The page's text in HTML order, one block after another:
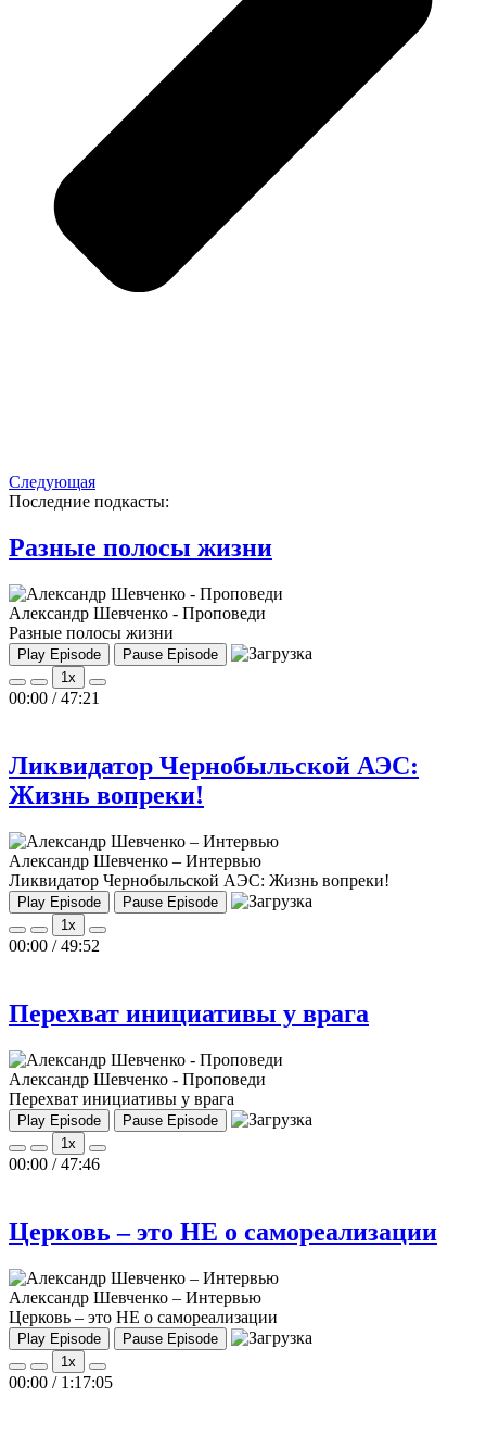
Следующая
Последние подкасты:
Разные полосы жизни
Александр Шевченко - Проповеди
Разные полосы жизни
Play Episode
Pause Episode
1x
00:00 / 47:21
Ликвидатор Чернобыльской АЭС:
Жизнь вопреки!
Александр Шевченко – Интервью
Ликвидатор Чернобыльской АЭС: Жизнь вопреки!
Play Episode
Pause Episode
1x
00:00 / 49:52
Перехват инициативы у врага
Александр Шевченко - Проповеди
Перехват инициативы у врага
Play Episode
Pause Episode
1x
00:00 / 47:46
Церковь – это НЕ о самореализации
Александр Шевченко – Интервью
Церковь – это НЕ о самореализации
Play Episode
Pause Episode
1x
00:00 / 1:17:05